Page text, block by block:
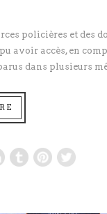
policières et des
avoir accès, en
dans plusieurs